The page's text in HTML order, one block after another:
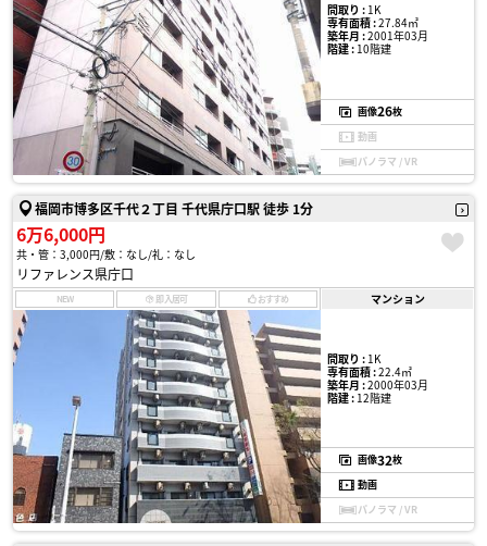
間取り :1K
専有面積 :27.84㎡
築年月 :2001年03月
階建 :10階建
画像26枚
動画
パノラマ / VR
福岡市博多区千代２丁目 千代県庁口駅 徒歩 1分
6万6,000円
共・管：3,000円 敷：なし 礼：なし
リファレンス県庁口
NEW 即入居可 おすすめ マンション
間取り :1K
専有面積 :22.4㎡
築年月 :2000年03月
階建 :12階建
画像32枚
動画
パノラマ / VR